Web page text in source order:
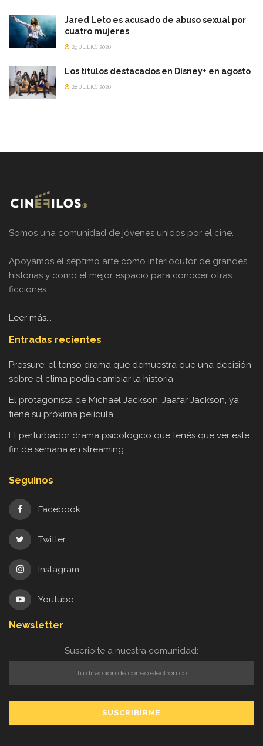
Jared Leto es acusado de abuso sexual por
cuatro mujeres
29 JULIO, 2026
Los títulos destacados en Disney+ en agosto
28 JULIO, 2026
Somos una comunidad de jóvenes unidos por el cine.
Apoyamos el séptimo arte como interlocutor de grandes
historias y como el mejor espacio para conocer otras
ficciones...
Leer más...
Entradas recientes
Pressure: el tenso drama que demuestra que una decisión
sobre el clima podía cambiar la historia
El protagonista de Michael Jackson, Jaafar Jackson, ya
tiene su próxima película
El perturbador drama psicológico que tenés que ver este
fin de semana en streaming
Seguinos
Facebook
Twitter
Instagram
Youtube
Newsletter
Suscribite a nuestra comunidad: